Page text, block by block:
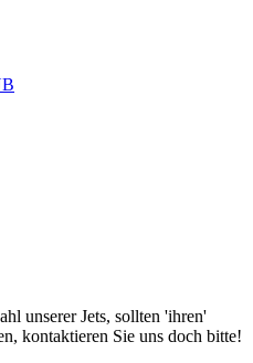
unserer Jets, sollten 'ihren'
kontaktieren Sie uns doch bitte!